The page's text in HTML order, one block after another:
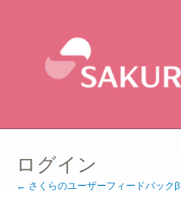
ログイン
← さくらのユーザーフィードバックβ